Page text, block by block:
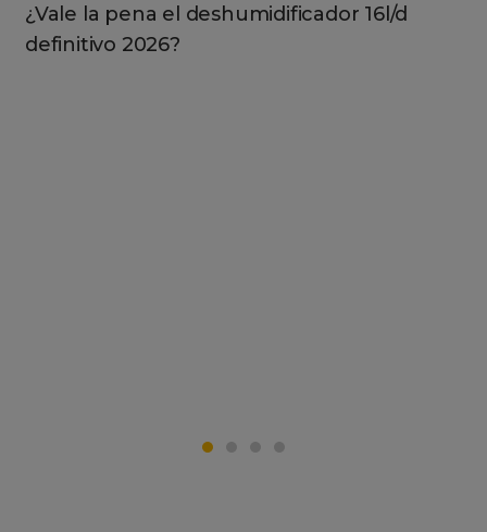
¿Vale la pena el deshumidificador 16l/d
definitivo 2026?